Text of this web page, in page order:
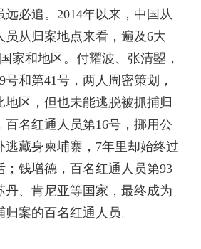
必追。2014年以来，中国从
员从归案地点来看，遍及6大
家和地区。付耀波、张清曌，
和第41号，两人周密策划，
地区，但也未能逃脱被抓捕归
百名红通人员第16号，挪用公
逃藏身柬埔寨，7年里却始终过
；钱增德，百名红通人员第93
丹、肯尼亚等国家，最终成为
案的百名红通人员。